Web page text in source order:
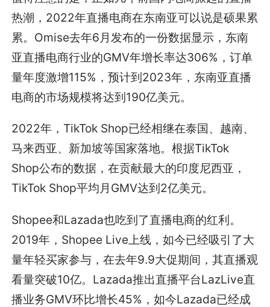
热潮，2022年直播电商在东南亚可以说是硕果累
累。Omise去年6月发布的一份数据显示，东南
亚直播电商行业的GMV年增长率达306%，订单
量年度激增115%，预计到2023年，东南亚直播
电商的市场规模将达到190亿美元。
2022年，TikTok Shop已经相继在泰国、越南、
马来西亚、新加坡等国家落地。根据TikTok
Shop公布的数据，在贡献最大的印度尼西亚，
TikTok Shop平均月GMV达到2亿美元。
Shopee和Lazada也吃到了直播电商的红利。
2019年，Shopee Live上线，如今已经吸引了大
量年轻买家参与，在去年9.9大促期间，其直播观
看量突破10亿。Lazada推出直播平台LazLive直
播业务GMV环比增长45%，如今Lazada已经成